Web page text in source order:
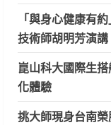
「與身心健康有
技術師胡明芳演
崑山科大國際生
化體驗
挑大師現身台南